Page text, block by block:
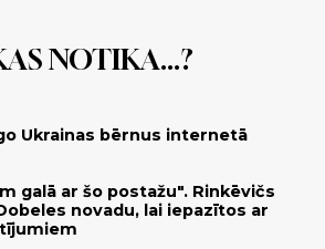
NOTIKA...?
Ukrainas bērnus internetā
galā ar šo postažu". Rinkēvičs
novadu, lai iepazītos ar